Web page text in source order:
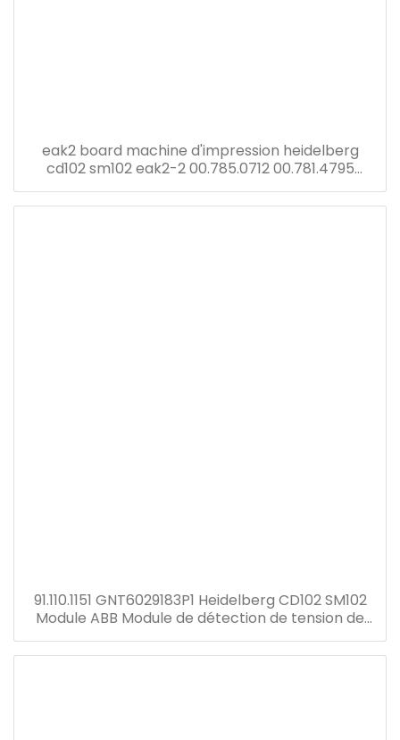
eak2 board machine d'impression heidelberg
cd102 sm102 eak2-2 00.785.0712 00.781.4795
91.110.1151 GNT6029183P1 Heidelberg CD102 SM102
Module ABB Module de détection de tension de